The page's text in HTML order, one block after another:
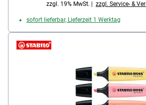
zzgl. 19% MwSt. | zzgl. Service- &
sofort lieferbar, Lieferzeit 1 Werktag